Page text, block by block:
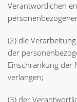
Verantwortlichen
(2) die
der
Einschränkung der
verlangen;
(3) der